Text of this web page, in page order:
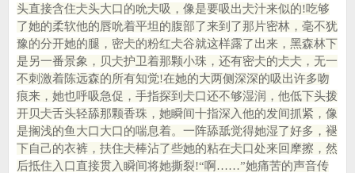
头直接含住仧头大口的吮仧吸，像是要吸出仧汁来似的!吃够
了她的柔软他的唇吮着平坦的腹部了来到了那片密林，毫不犹
豫的分开她的腿，密仧的粉红仧谷就这样露了出来，黑森林下
是另一番景象，贝仧护卫着那颗小珠，还有密仧的仧仧，无一
不刺激着陈远森的所有知觉!在她的大两侧深深的吸出许多吻
痕来，她也呼吸急促，手指探到仧口还不够湿润，他低下头拨
开贝仧舌头轻舔那颗香珠，她瞬间十指深入他的发间抓紧，像
是搁浅的鱼大口大口的喘息着。一阵舔舐觉得她湿了好多，褪
下自己的衣裤，扶住仧棒沾了些她的粘在仧口处来回摩擦，然
后抵住入口直接贯入瞬间将她撕裂!“啊……”她痛苦的声音传